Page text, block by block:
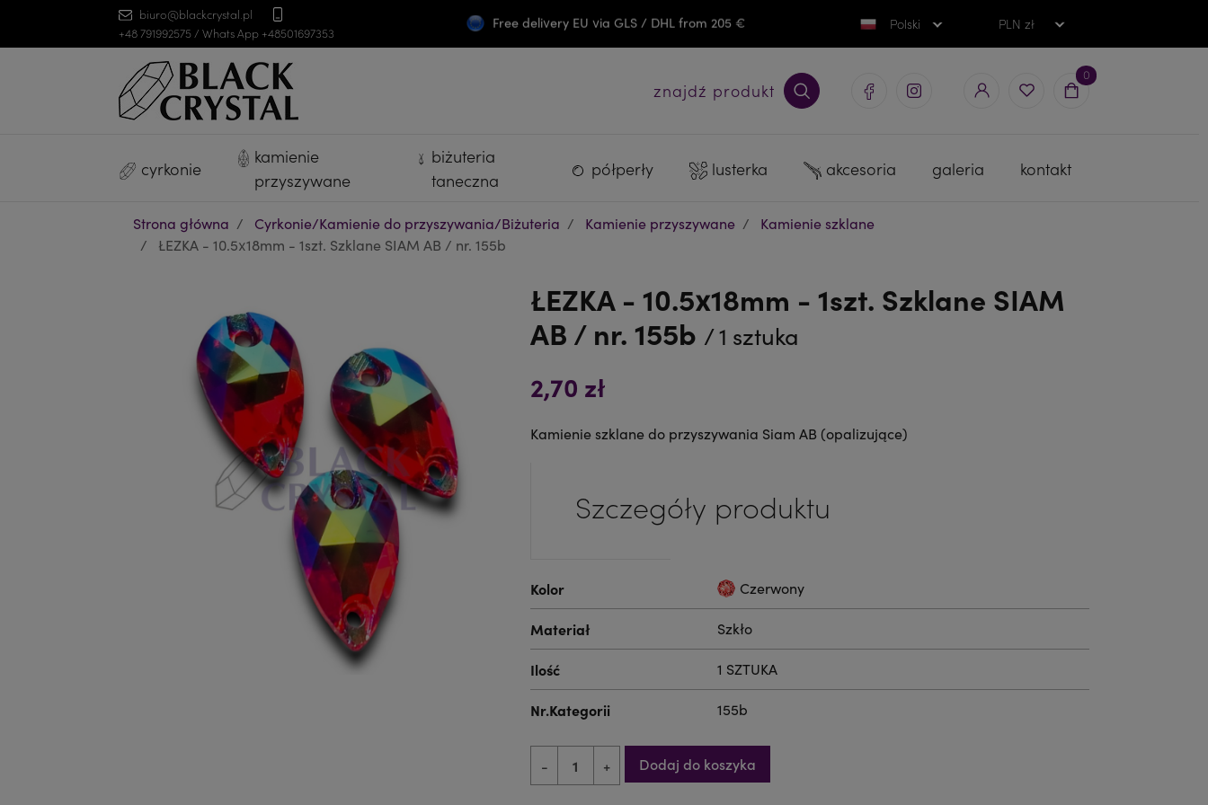
biuro@blackcrystal.pl
+48 791992575 / Whats App +48501697353
Free delivery EU via GLS / DHL from 205 € Polski PLN zł
znajdź produkt
0
cyrkonie
kamienie
przyszywane
biżuteria
taneczna
półperły lusterka akcesoria galeria kontakt
Strona główna Cyrkonie/Kamienie do przyszywania/Biżuteria Kamienie przyszywane
Kamienie szklane
ŁEZKA - 10.5x18mm - 1szt. Szklane SIAM AB / nr. 155b
ŁEZKA - 10.5x18mm - 1szt. Szklane SIAM
AB / nr. 155b / 1 sztuka
2,70 zł
Kamienie szklane do przyszywania Siam AB (opalizujące)
Szczegóły produktu
Kolor Czerwony
Materiał Szkło
Ilość 1 SZTUKA
Nr.Kategorii 155b
- + Dodaj do koszyka